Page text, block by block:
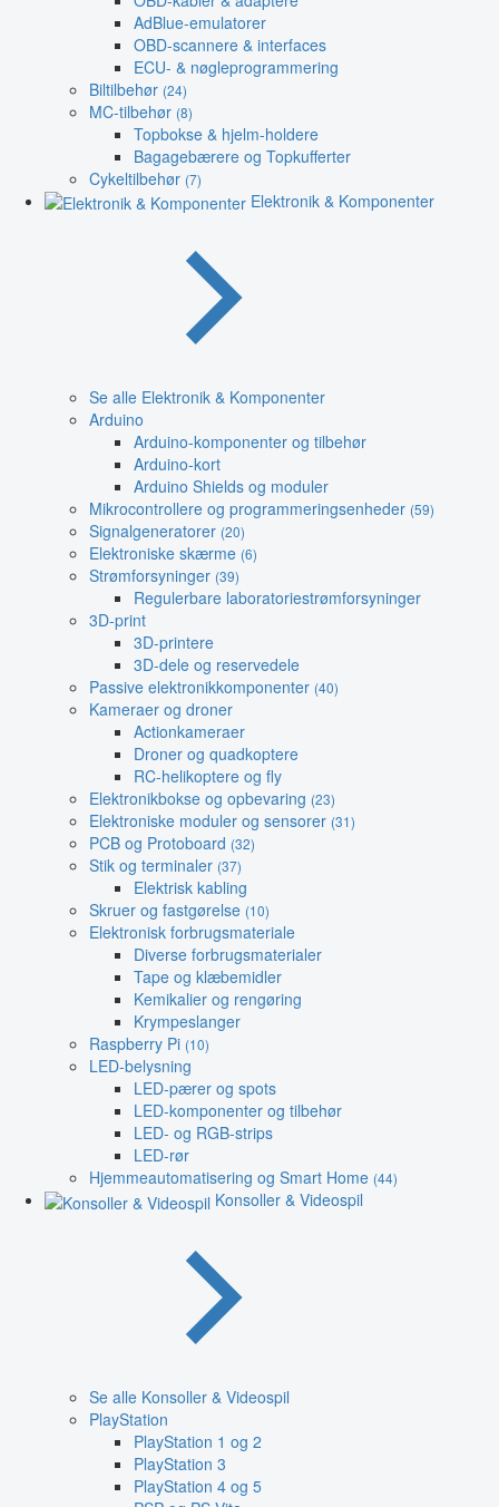
AdBlue-emulatorer
OBD-scannere & interfaces
ECU- & nøgleprogrammering
Biltilbehør (24)
MC-tilbehør (8)
Topbokse & hjelm-holdere
Bagagebærere og Topkufferter
Cykeltilbehør (7)
Elektronik & Komponenter
Se alle Elektronik & Komponenter
Arduino
Arduino-komponenter og tilbehør
Arduino-kort
Arduino Shields og moduler
Mikrocontrollere og programmeringsenheder (59)
Signalgeneratorer (20)
Elektroniske skærme (6)
Strømforsyninger (39)
Regulerbare laboratoriestrømforsyninger
3D-print
3D-printere
3D-dele og reservedele
Passive elektronikkomponenter (40)
Kameraer og droner
Actionkameraer
Droner og quadkoptere
RC-helikoptere og fly
Elektronikbokse og opbevaring (23)
Elektroniske moduler og sensorer (31)
PCB og Protoboard (32)
Stik og terminaler (37)
Elektrisk kabling
Skruer og fastgørelse (10)
Elektronisk forbrugsmateriale
Diverse forbrugsmaterialer
Tape og klæbemidler
Kemikalier og rengøring
Krympeslanger
Raspberry Pi (10)
LED-belysning
LED-pærer og spots
LED-komponenter og tilbehør
LED- og RGB-strips
LED-rør
Hjemmeautomatisering og Smart Home (44)
Konsoller & Videospil
Se alle Konsoller & Videospil
PlayStation
PlayStation 1 og 2
PlayStation 3
PlayStation 4 og 5